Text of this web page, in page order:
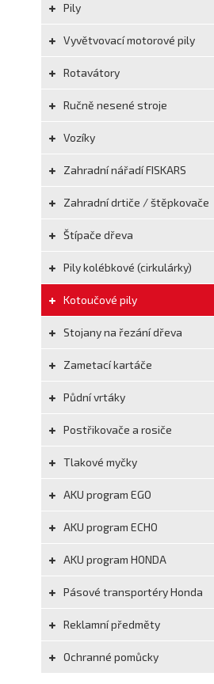
Pily
Vyvětvovací motorové pily
Rotavátory
Ručně nesené stroje
Vozíky
Zahradní nářadí FISKARS
Zahradní drtiče / štěpkovače
Štípače dřeva
Pily kolébkové (cirkulárky)
Kotoučové pily
Stojany na řezání dřeva
Zametací kartáče
Půdní vrtáky
Postřikovače a rosiče
Tlakové myčky
AKU program EGO
AKU program ECHO
AKU program HONDA
Pásové transportéry Honda
Reklamní předměty
Ochranné pomůcky